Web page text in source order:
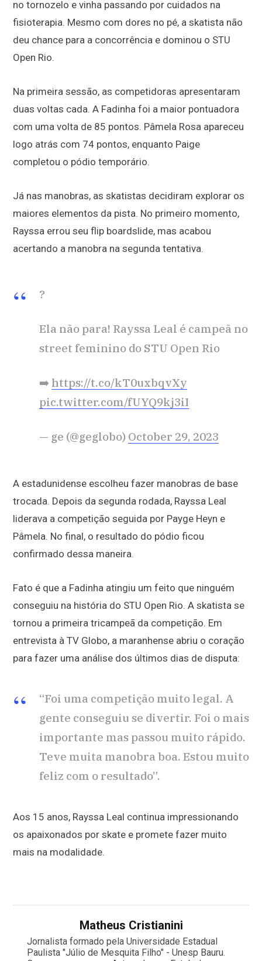
no tornozelo e vinha passando por cuidados na
fisioterapia. Mesmo com dores no pé, a skatista não
deu chance para a concorrência e dominou o STU
Open Rio.
Na primeira sessão, as competidoras apresentaram
duas voltas cada. A Fadinha foi a maior pontuadora
com uma volta de 85 pontos. Pâmela Rosa apareceu
logo atrás com 74 pontos, enquanto Paige
completou o pódio temporário.
Já nas manobras, as skatistas decidiram explorar os
maiores elementos da pista. No primeiro momento,
Rayssa errou seu flip boardslide, mas acabou
acertando a manobra na segunda tentativa.
?
Ela não para! Rayssa Leal é campeã no
street feminino do STU Open Rio
➡️ https://t.co/kT0uxbqvXy
pic.twitter.com/fUYQ9kj3iI
— ge (@geglobo) October 29, 2023
A estadunidense escolheu fazer manobras de base
trocada. Depois da segunda rodada, Rayssa Leal
liderava a competição seguida por Payge Heyn e
Pâmela. No final, o resultado do pódio ficou
confirmado dessa maneira.
Fato é que a Fadinha atingiu um feito que ninguém
conseguiu na história do STU Open Rio. A skatista se
tornou a primeira tricampeã da competição. Em
entrevista à TV Globo, a maranhense abriu o coração
para fazer uma análise dos últimos dias de disputa:
“Foi uma competição muito legal. A
gente conseguiu se divertir. Foi o mais
importante mas passou muito rápido.
Teve muita manobra boa. Estou muito
feliz com o resultado”.
Aos 15 anos, Rayssa Leal continua impressionando
os apaixonados por skate e promete fazer muito
mais na modalidade.
Matheus Cristianini
Jornalista formado pela Universidade Estadual
Paulista "Júlio de Mesquita Filho" - Unesp Bauru.